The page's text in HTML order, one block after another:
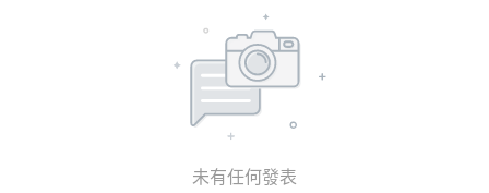
未有任何發表